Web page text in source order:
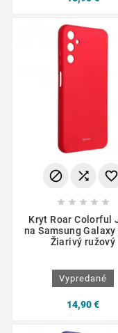
  
    
Kryt Roar Colorful
na Samsung Galaxy
Žiarivý ružový
Vypredané
14,90 €